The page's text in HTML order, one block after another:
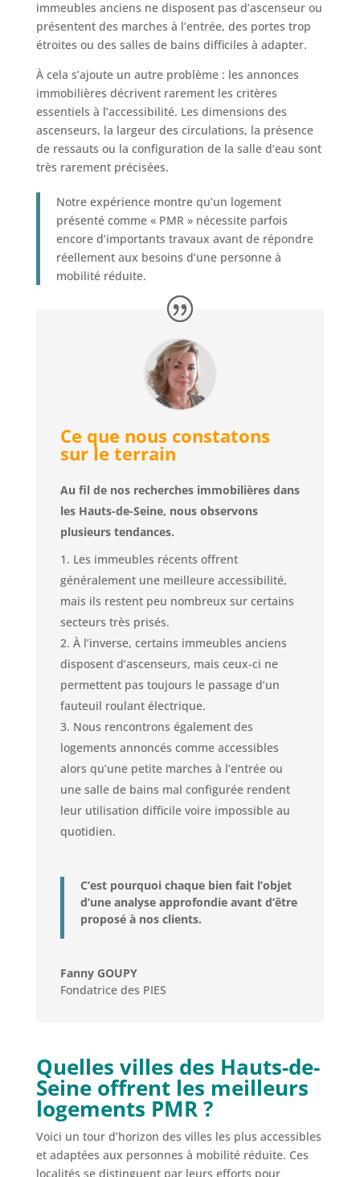
immeubles anciens ne disposent pas d’ascenseur ou
présentent des marches à l’entrée, des portes trop
étroites ou des salles de bains difficiles à adapter.
À cela s’ajoute un autre problème : les annonces
immobilières décrivent rarement les critères
essentiels à l’accessibilité. Les dimensions des
ascenseurs, la largeur des circulations, la présence
de ressauts ou la configuration de la salle d’eau sont
très rarement précisées.
Notre expérience montre qu’un logement
présenté comme « PMR » nécessite parfois
encore d’importants travaux avant de répondre
réellement aux besoins d’une personne à
mobilité réduite.
Ce que nous constatons
sur le terrain
Au fil de nos recherches immobilières dans
les Hauts-de-Seine, nous observons
plusieurs tendances.
Les immeubles récents offrent
généralement une meilleure accessibilité,
mais ils restent peu nombreux sur certains
secteurs très prisés.
À l’inverse, certains immeubles anciens
disposent d’ascenseurs, mais ceux-ci ne
permettent pas toujours le passage d’un
fauteuil roulant électrique.
Nous rencontrons également des
logements annoncés comme accessibles
alors qu’une petite marches à l’entrée ou
une salle de bains mal configurée rendent
leur utilisation difficile voire impossible au
quotidien.
C’est pourquoi chaque bien fait l’objet
d’une analyse approfondie avant d’être
proposé à nos clients.
Fanny GOUPY
Fondatrice des PIES
Quelles villes des Hauts-de-
Seine offrent les meilleurs
logements PMR ?
Voici un tour d’horizon des villes les plus accessibles
et adaptées aux personnes à mobilité réduite. Ces
localités se distinguent par leurs efforts pour